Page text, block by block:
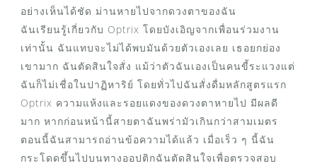
อย่างเห็นได้ชัด ม่านหายไปจากดวงตาของฉัน
ฉันเรียนรู้เกี่ยวกับ Optrix โดยบังเอิญจากเพื่อนร่วมงาน
เท่านั้น ฉันแทบจะไม่ได้พบมันด้วยตัวเองเลย เธอยกย่อง
เขามาก ฉันตัดสินใจสั่ง แม้ว่าตัวฉันเองเป็นคนขี้ระแวงแต่
ฉันก็ไม่เชื่อในปาฏิหาริย์ โดยทั่วไปฉันสั่งดื่มหลักสูตรแรก
Optrix ความแห้งและรอยแดงของดวงตาหายไป มีผลดี
มาก หากก่อนหน้านี้สายตาฉันพร่ามัวเกินกว่าสามเมตร
ตอนนี้ฉันสามารถอ่านข้อความได้แล้ว เมื่อเร็ว ๆ นี้ฉัน
กระโดดขึ้นไปบนทางออปติกฉันตัดสินใจเพื่อตรวจสอบ